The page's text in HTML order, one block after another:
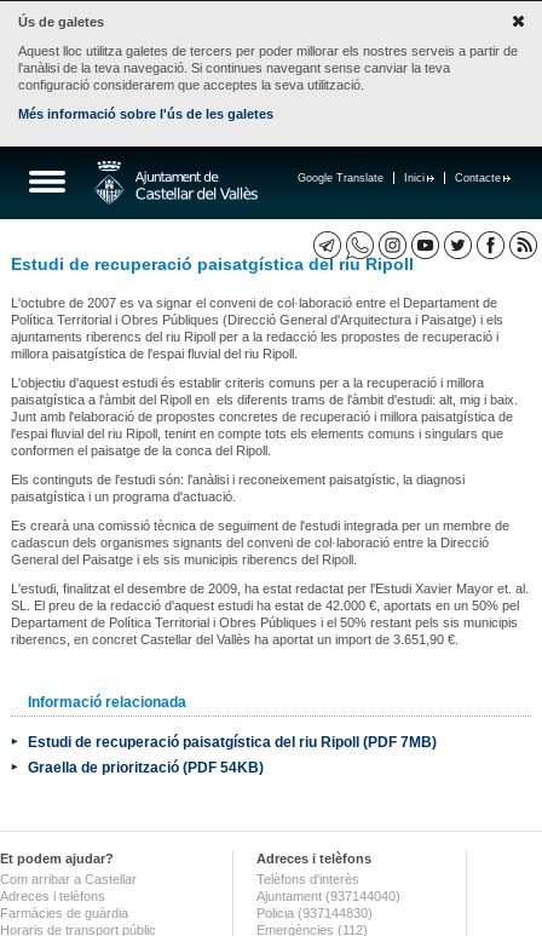
Ús de galetes
Aquest lloc utilitza galetes de tercers per poder millorar els nostres serveis a partir de
l'anàlisi de la teva navegació. Si continues navegant sense canviar la teva
configuració considerarem que acceptes la seva utilització.
Més informació sobre l'ús de les galetes
Contacte
Inici
Google Translate
Estudi de recuperació paisatgística del riu Ripoll
L'octubre de 2007 es va signar el conveni de col·laboració entre el Departament de
Política Territorial i Obres Públiques (Direcció General d'Arquitectura i Paisatge) i els
ajuntaments riberencs del riu Ripoll per a la redacció les propostes de recuperació i
millora paisatgística de l'espai fluvial del riu Ripoll.
L'objectiu d'aquest estudi és establir criteris comuns per a la recuperació i millora
paisatgística a l'àmbit del Ripoll en els diferents trams de l'àmbit d'estudi: alt, mig i baix.
Junt amb l'elaboració de propostes concretes de recuperació i millora paisatgística de
l'espai fluvial del riu Ripoll, tenint en compte tots els elements comuns i singulars que
conformen el paisatge de la conca del Ripoll.
Els continguts de l'estudi són: l'anàlisi i reconeixement paisatgístic, la diagnosi
paisatgística i un programa d'actuació.
Es crearà una comissió tècnica de seguiment de l'estudi integrada per un membre de
cadascun dels organismes signants del conveni de col·laboració entre la Direcció
General del Paisatge i els sis municipis riberencs del Ripoll.
L'estudi, finalitzat el desembre de 2009, ha estat redactat per l'Estudi Xavier Mayor et. al.
SL. El preu de la redacció d'aquest estudi ha estat de 42.000 €, aportats en un 50% pel
Departament de Política Territorial i Obres Públiques i el 50% restant pels sis municipis
riberencs, en concret Castellar del Vallès ha aportat un import de 3.651,90 €.
Informació relacionada
Estudi de recuperació paisatgística del riu Ripoll (PDF 7MB)
Graella de priorització (PDF 54KB)
Et podem ajudar?
Com arribar a Castellar
Adreces i telèfons
Farmàcies de guàrdia
Horaris de transport públic
Adreces i telèfons
Telèfons d'interès
Ajuntament (937144040)
Policia (937144830)
Emergències (112)